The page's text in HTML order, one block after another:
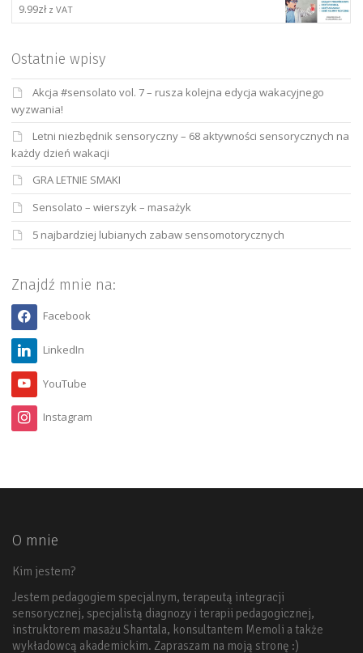
9.99zł z VAT
Ostatnie wpisy
Akcja #sensolato vol. 7 – rusza kolejna edycja wakacyjnego
wyzwania!
Letni niezbędnik sensoryczny – 68 aktywności sensorycznych na
każdy dzień wakacji
GRA LETNIE SMAKI
Sensolato – wierszyk – masażyk
5 najbardziej lubianych zabaw sensomotorycznych
Znajdź mnie na:
Facebook
LinkedIn
YouTube
Instagram
O mnie
Kim jestem?
Jestem pedagogiem specjalnym, terapeutą integracji
sensorycznej, specjalistą diagnozy i terapii pedagogicznej,
instruktorem masażu Shantala, konsultantem Memoli a także
wykładowcą akademickim. Zapraszam na moją stronę :)